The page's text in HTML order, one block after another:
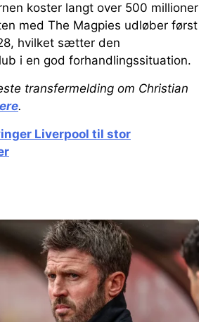
koster langt over 500 millioner
med The Magpies udløber først
hvilket sætter den
i en god forhandlingssituation.
transfermelding om Christian
.
Liverpool til stor